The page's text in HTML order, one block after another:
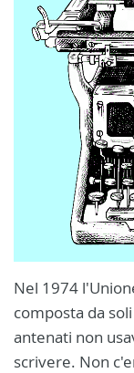
Nel 1974
composta da
antenati non
scrivere. Non